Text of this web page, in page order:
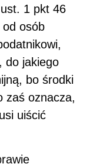
1 pkt 46
osób
do jakiego
bo środki
zaś oznacza,
uiścić